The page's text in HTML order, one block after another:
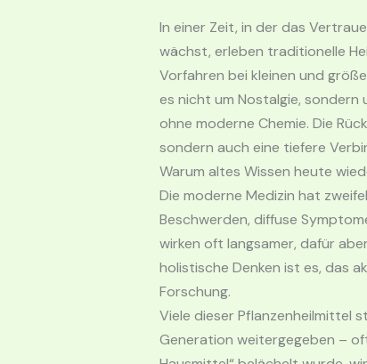
In einer Zeit, in der das
wächst, erleben traditionelle
Vorfahren bei kleinen und
es nicht um Nostalgie,
ohne moderne Chemie. Die
sondern auch eine tiefere
Warum altes Wissen heute
Die moderne Medizin hat
Beschwerden, diffuse
wirken oft langsamer, dafür
holistische Denken ist es, das
Forschung.
Viele dieser Pflanzenheilmittel
Generation weitergegeben –